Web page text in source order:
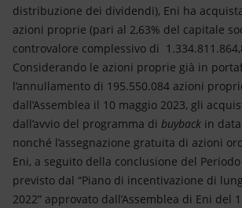
distribuzione dei dividendi), Eni ha
azioni proprie (pari al 2,63% del capitale
controvalore complessivo di
Considerando le azioni proprie già in
l’annullamento di 195.550.084 azioni
dall’Assemblea il 10 maggio 2023, gli
dall’avvio del programma di buyback in
nonché l’assegnazione gratuita di azioni
Eni, a seguito della conclusione del
previsto dal “Piano di incentivazione di
2022” approvato dall’Assemblea di Eni del